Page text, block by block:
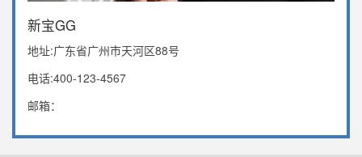
新宝GG
地址:广东省广州市天河区88号
电话:400-123-4567
邮箱：